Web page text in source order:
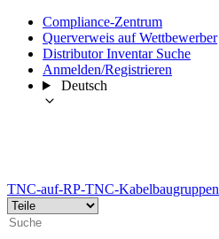
Compliance-Zentrum
Querverweis auf Wettbewerber
Distributor Inventar Suche
Anmelden/Registrieren
Deutsch
TNC-auf-RP-TNC-Kabelbaugruppen